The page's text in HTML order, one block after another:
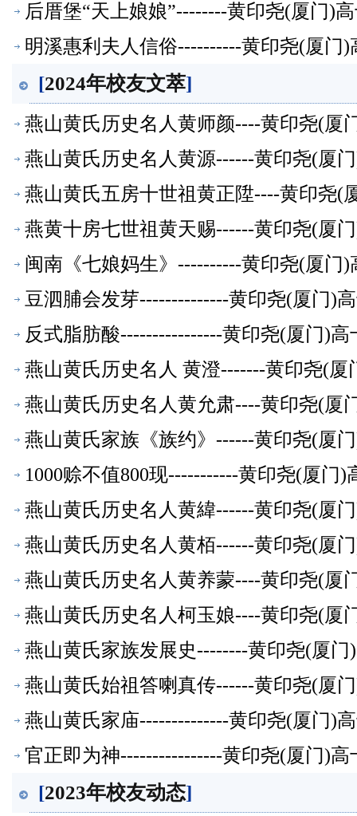
后厝堡“天上娘娘”--------黄印尧(厦门)
明溪惠利夫人信俗----------黄印尧(厦门
[2024年校友文萃]
燕山黄氏历史名人黄师颜----黄印尧(厦
燕山黄氏历史名人黄源------黄印尧(厦
燕山黄氏五房十世祖黄正陞----黄印尧(
燕黄十房七世祖黄天赐------黄印尧(厦
闽南《七娘妈生》----------黄印尧(厦门
豆泗脯会发芽--------------黄印尧(厦门)
反式脂肪酸----------------黄印尧(厦门)
燕山黄氏历史名人 黄澄-------黄印尧(厦
燕山黄氏历史名人黄允肃----黄印尧(厦
燕山黄氏家族《族约》------黄印尧(厦
1000赊不值800现-----------黄印尧(厦门
燕山黄氏历史名人黄緯------黄印尧(厦
燕山黄氏历史名人黄栢------黄印尧(厦
燕山黄氏历史名人黄养蒙----黄印尧(厦
燕山黄氏历史名人柯玉娘----黄印尧(厦
燕山黄氏家族发展史--------黄印尧(厦
燕山黄氏始祖答喇真传------黄印尧(厦
燕山黄氏家庙--------------黄印尧(厦门)
官正即为神----------------黄印尧(厦门)高
[2023年校友动态]